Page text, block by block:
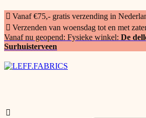
Vanaf €75,- gratis verzending in
Verzenden van woensdag tot en met
Vanaf nu geopend: Fysieke winkel: De
Surhuisterveen